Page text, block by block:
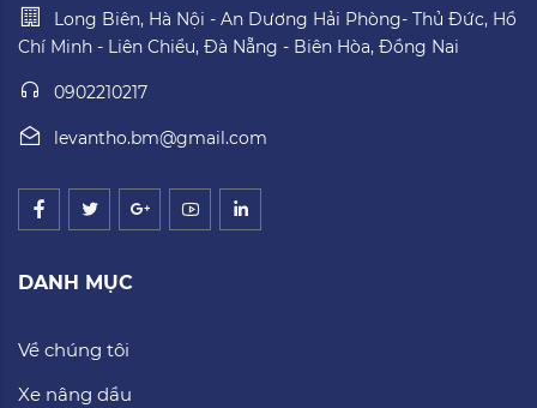
Long Biên, Hà Nội - An Dương Hải Phòng- Thủ Đức, Hồ
Chí Minh - Liên Chiểu, Đà Nẵng - Biên Hòa, Đồng Nai
0902210217
levantho.bm@gmail.com
DANH MỤC
Về chúng tôi
Xe nâng dầu